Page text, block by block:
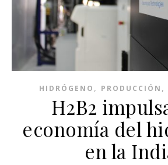
HIDRÓGENO , PRODUCCIÓN ,
H2B2
economía del
en la